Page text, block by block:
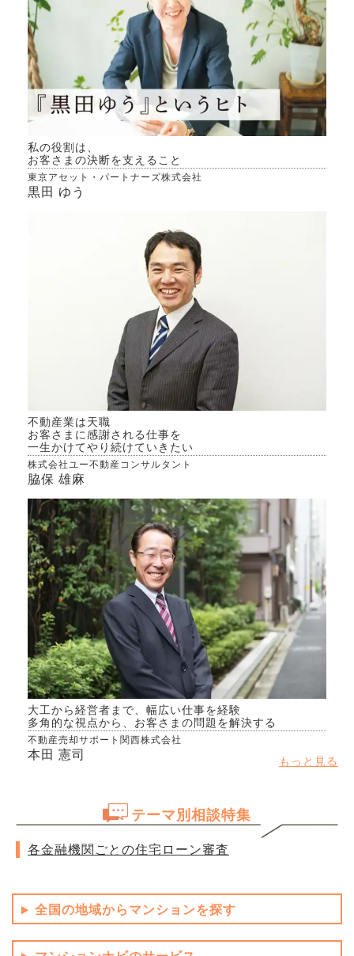
私の役割は、
お客さまの決断を支えること
東京アセット・パートナーズ株式会社
黒田 ゆう
不動産業は天職
お客さまに感謝される仕事を
一生かけてやり続けていきたい
株式会社ユー不動産コンサルタント
脇保 雄麻
大工から経営者まで、幅広い仕事を経験
多角的な視点から、お客さまの問題を解決する
不動産売却サポート関西株式会社
本田 憲司 もっと見る
テーマ別相談特集
各金融機関ごとの住宅ローン審査
全国の地域からマンションを探す